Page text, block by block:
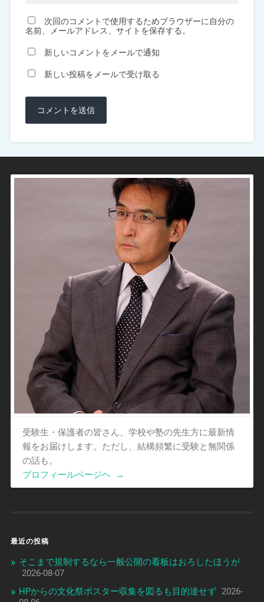
次回のコメントで使用するためブラウザーに自分の
名前、メールアドレス、サイトを保存する。
新しいコメントをメールで通知
新しい投稿をメールで受け取る
受験生・保護者の皆さん、学校や塾の先生方に最新情
報をお届けします。ただし、結構頻繁に受験と無関係
の話も。
プロフィールページヘ
→
最近の投稿
そこまで規制するなら一般公開の看板はおろしたほうが
2026-08-07
HPからの文化祭ポスター収集を図るも目的達せず 2026-